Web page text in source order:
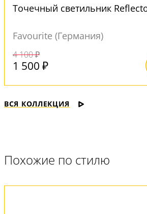
Точечный светильник
Favourite (Германия)
4 100 ₽
1 500 ₽
ВСЯ КОЛЛЕКЦИЯ
Похожие по стилю